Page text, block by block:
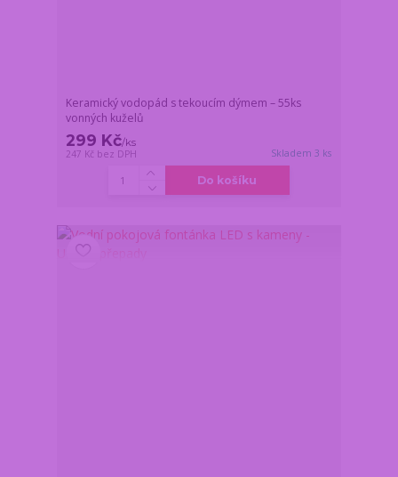
Keramický vodopád s tekoucím dýmem – 55ks
vonných kuželů
299 Kč/ks
247 Kč bez DPH Skladem 3 ks
Do košíku